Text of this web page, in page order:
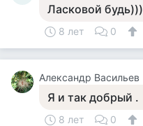
Ласковой будь)))
8 лет 0
Александр Васильев
Я и так добрый .
8 лет 0